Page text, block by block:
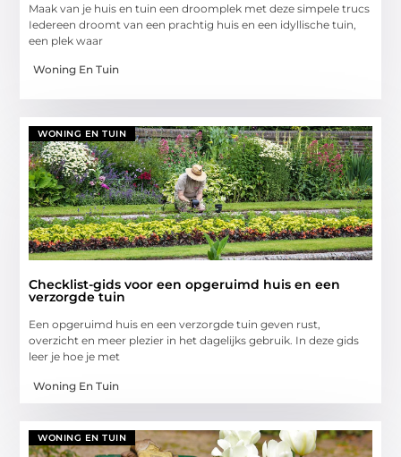
Maak van je huis en tuin een droomplek met deze simpele trucs
Iedereen droomt van een prachtig huis en een idyllische tuin,
een plek waar
Woning En Tuin
WONING EN TUIN
Checklist-gids voor een opgeruimd huis en een
verzorgde tuin
Een opgeruimd huis en een verzorgde tuin geven rust,
overzicht en meer plezier in het dagelijks gebruik. In deze gids
leer je hoe je met
Woning En Tuin
WONING EN TUIN